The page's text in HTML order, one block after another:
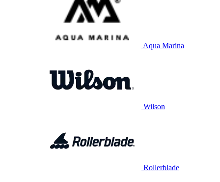
Aqua Marina
Wilson
Rollerblade